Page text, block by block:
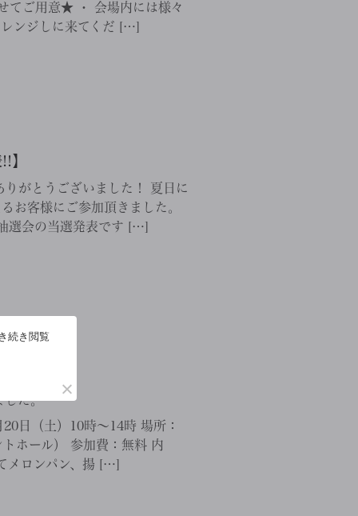
てご用意★ ・ 会場内には様々
ンジしに来てくだ […]
】
がとうございました！ 夏日に
お客様にご参加頂きました。
選会の当選発表です […]
した。
日（土）10時～14時 場所：
ホール） 参加費：無料 内
メロンパン、揚 […]
続き閲覧